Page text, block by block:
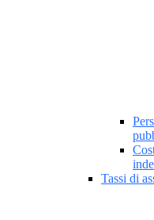
Tassi di